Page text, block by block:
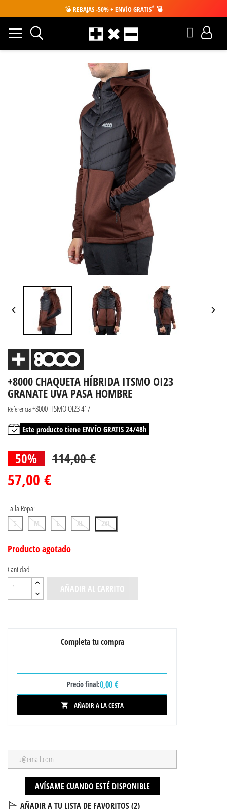
💣 REBAJAS -50% + ENVÍO GRATIS* 💣
 
+8000 CHAQUETA HÍBRIDA ITSMO OI23
GRANATE UVA PASA HOMBRE
Referencia+8000 ITSMO OI23 417
Este producto tiene ENVÍO GRATIS 24/48h
50% 114,00 €
57,00 €
Talla Ropa:
S M L XL 2XL
Producto agotado
Cantidad
AÑADIR AL CARRITO
Completa tu compra
Precio final:0,00 €
 AÑADIR A LA CESTA
AVÍSAME CUANDO ESTÉ DISPONIBLE
AÑADIR A TU LISTA DE FAVORITOS (2)